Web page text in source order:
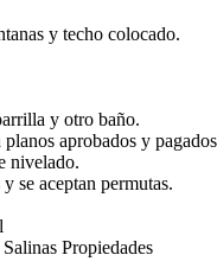
y techo colocado.
y otro baño.
aprobados y
nivelado.
se aceptan permutas.
Propiedades